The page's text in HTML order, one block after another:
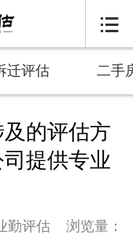

迁评估 二手
的评估方
提供专业
勤评估
浏览量：